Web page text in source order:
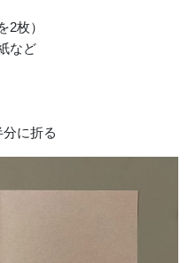
2枚）
など
に折る